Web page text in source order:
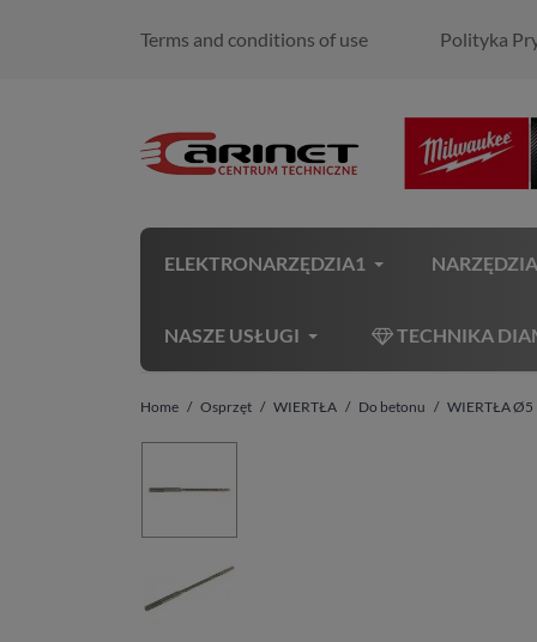
Terms and conditions of use Polityka
ELEKTRONARZĘDZIA1
NASZE USŁUGI TECHNIKA
Home Osprzęt WIERTŁA Do betonu WIERTŁA Ø5